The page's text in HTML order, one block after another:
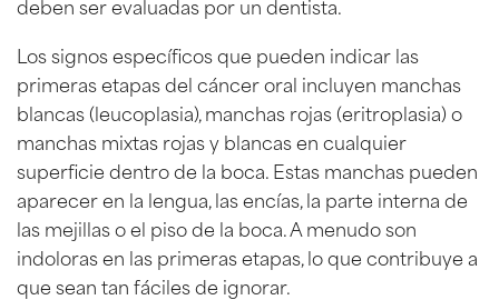
Los signos específicos que pueden indicar las
primeras etapas del cáncer oral incluyen manchas
blancas (leucoplasia), manchas rojas (eritroplasia) o
manchas mixtas rojas y blancas en cualquier
superficie dentro de la boca. Estas manchas pueden
aparecer en la lengua, las encías, la parte interna de
las mejillas o el piso de la boca. A menudo son
indoloras en las primeras etapas, lo que contribuye a
que sean tan fáciles de ignorar.